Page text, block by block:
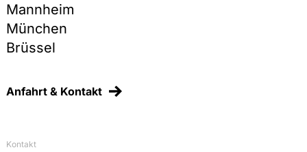
Mannheim
München
Brüssel
Anfahrt & Kontakt
Kontakt